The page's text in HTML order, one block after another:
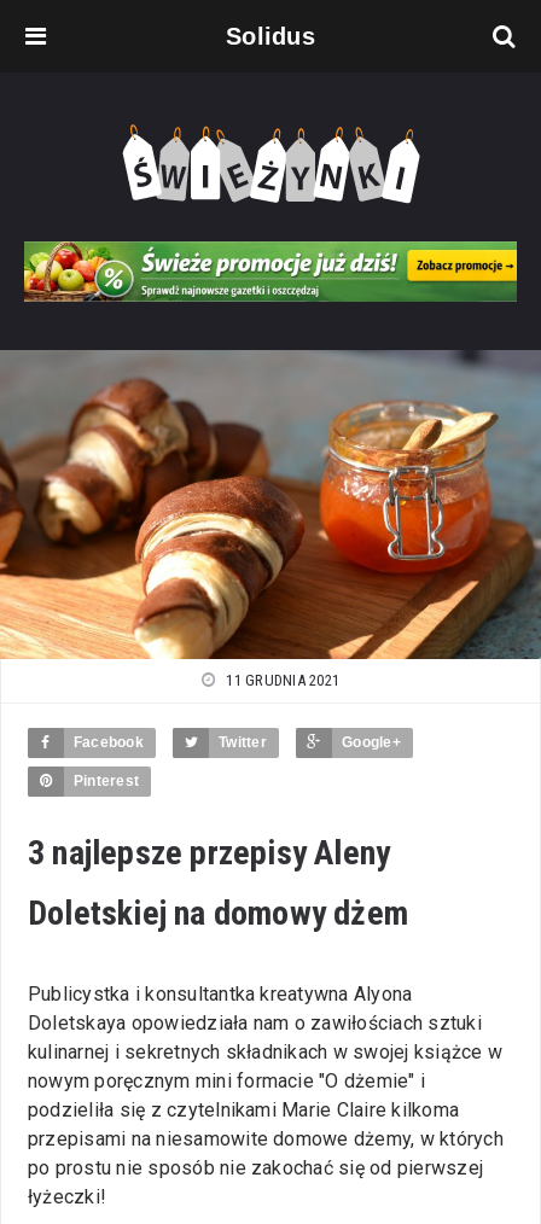
Solidus
11 GRUDNIA 2021
Facebook Twitter Google+
Pinterest
3 najlepsze przepisy Aleny
Doletskiej na domowy dżem
Publicystka i konsultantka kreatywna Alyona
Doletskaya opowiedziała nam o zawiłościach sztuki
kulinarnej i sekretnych składnikach w swojej książce w
nowym poręcznym mini formacie "O dżemie" i
podzieliła się z czytelnikami Marie Claire kilkoma
przepisami na niesamowite domowe dżemy, w których
po prostu nie sposób nie zakochać się od pierwszej
łyżeczki!